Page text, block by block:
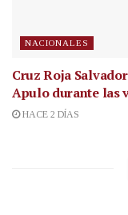
NACIONALES
Cruz Roja
Apulo durante las
HACE 2 DÍAS